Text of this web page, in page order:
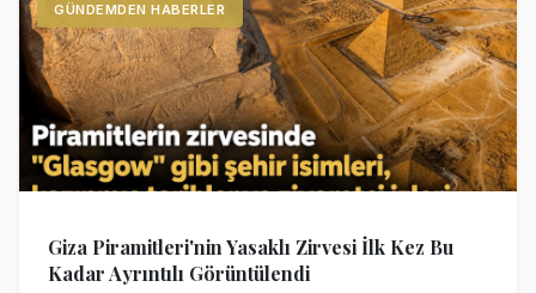
GÜNDEMDEN HABERLER
Giza Piramitleri'nin Yasaklı Zirvesi İlk Kez Bu
Kadar Ayrıntılı Görüntülendi